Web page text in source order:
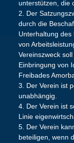
unterstützen, die
2. Der
durch die
Unterhaltung
von
Vereinszweck
Einbringung von
Freibades
3. Der Verein ist
unabhängig.
4. Der Verein ist
Linie
5. Der Verein
beteiligen, wenn